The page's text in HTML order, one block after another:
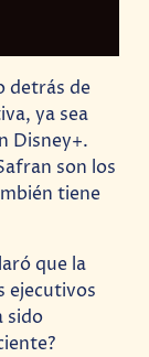
detrás de
ya sea
Disney+.
son los
tiene
que la
ejecutivos
sido